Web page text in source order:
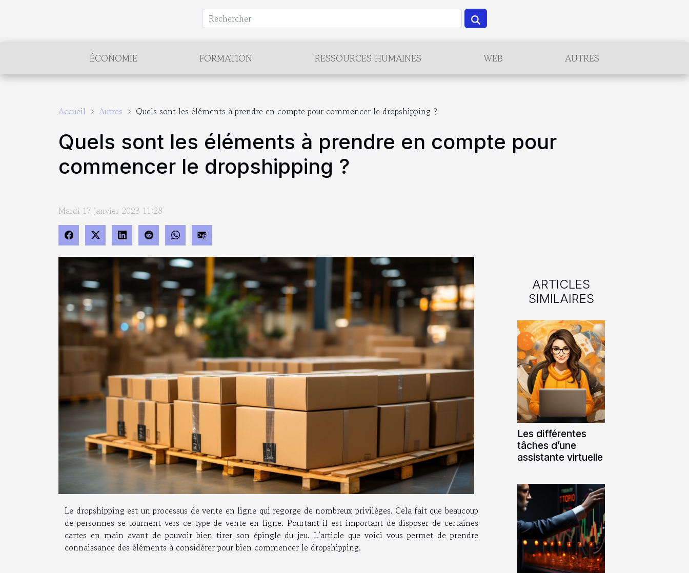
ÉCONOMIE FORMATION RESSOURCES HUMAINES WEB AUTRES
Accueil Autres Quels sont les éléments à prendre en compte pour commencer le dropshipping ?
Quels sont les éléments à prendre en compte pour
commencer le dropshipping ?
Mardi 17 janvier 2023 11:28
Le dropshipping est un processus de vente en ligne qui regorge de nombreux privilèges. Cela fait que beaucoup
de personnes se tournent vers ce type de vente en ligne. Pourtant il est important de disposer de certaines
cartes en main avant de pouvoir bien tirer son épingle du jeu. L’article que voici vous permet de prendre
connaissance des éléments à considérer pour bien commencer le dropshipping.
ARTICLES
SIMILAIRES
Les différentes
tâches d’une
assistante virtuelle